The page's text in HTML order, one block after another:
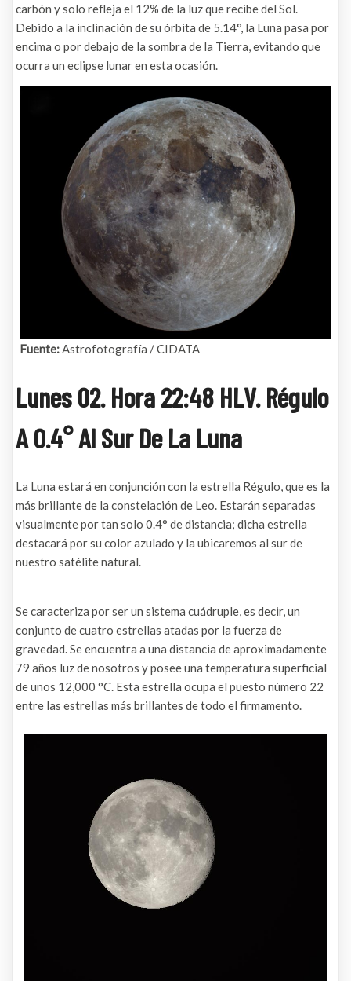
carbón y solo refleja el 12% de la luz que recibe del Sol.
Debido a la inclinación de su órbita de 5.14°, la Luna pasa por
encima o por debajo de la sombra de la Tierra, evitando que
ocurra un eclipse lunar en esta ocasión.
Fuente:Astrofotografía / CIDATA
Lunes 02. Hora 22:48 HLV. Régulo
A 0.4° Al Sur De La Luna
La Luna estará en conjunción con la estrella Régulo, que es la
más brillante de la constelación de Leo. Estarán separadas
visualmente por tan solo 0.4° de distancia; dicha estrella
destacará por su color azulado y la ubicaremos al sur de
nuestro satélite natural.
Se caracteriza por ser un sistema cuádruple, es decir, un
conjunto de cuatro estrellas atadas por la fuerza de
gravedad. Se encuentra a una distancia de aproximadamente
79 años luz de nosotros y posee una temperatura superficial
de unos 12,000 °C. Esta estrella ocupa el puesto número 22
entre las estrellas más brillantes de todo el firmamento.